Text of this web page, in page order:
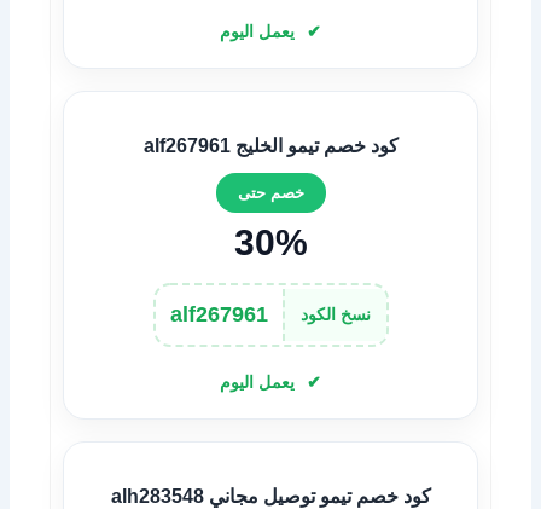
يعمل اليوم
كود خصم تيمو الخليج alf267961
خصم حتى
30%
نسخ الكود alf267961
يعمل اليوم
كود خصم تيمو توصيل مجاني alh283548